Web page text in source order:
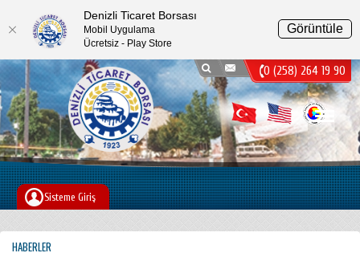
0 (258) 264 19 90
Sisteme Giriş
HABERLER
Menu
Denizli Ticaret Borsası
Mobil Uygulama
Ücretsiz - Play Store
Görüntüle